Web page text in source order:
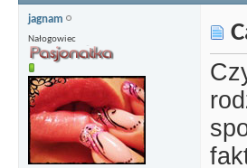
jagnam
Nałogowiec